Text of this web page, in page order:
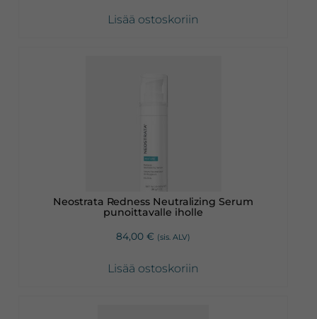
Lisää ostoskoriin
Neostrata Redness Neutralizing Serum
punoittavalle iholle
84,00 € (sis. ALV)
Lisää ostoskoriin